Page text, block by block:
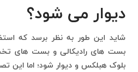
دیوار می شود؟
شاید این طور به نظر برسد که
بست های رادیکالی و بست های
بلوک هبلکس و دیوار شود؛ اما این